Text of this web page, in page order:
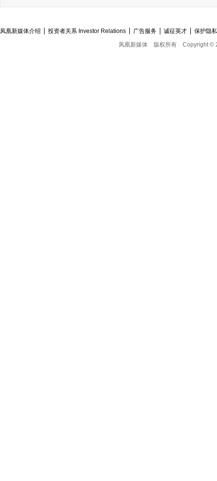
凤凰新媒体介绍 投资者关系 Investor Relations 广告服务 诚征英才
保护隐
凤凰新媒体
版权所有 Copyright ©